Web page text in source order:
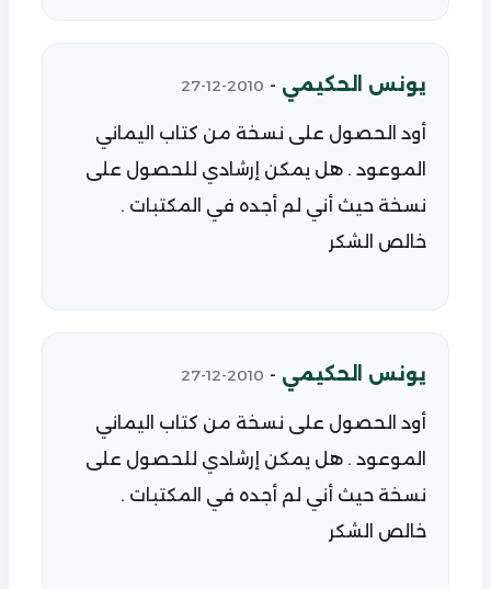
يونس الحكيمي -
2010-12-27
أود الحصول على نسخة من كتاب اليماني
الموعود . هل يمكن إرشادي للحصول على
نسخة حيث أني لم أجده في المكتبات .
خالص الشكر
يونس الحكيمي -
2010-12-27
أود الحصول على نسخة من كتاب اليماني
الموعود . هل يمكن إرشادي للحصول على
نسخة حيث أني لم أجده في المكتبات .
خالص الشكر